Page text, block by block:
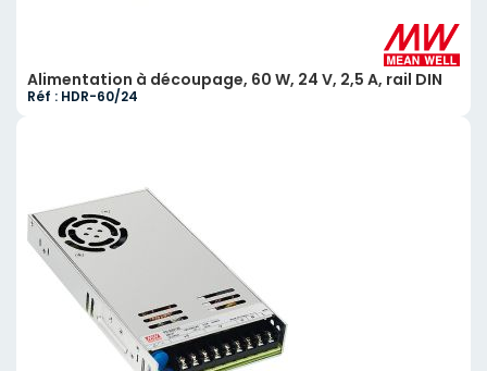
Alimentation à découpage, 60 W, 24 V, 2,5 A, rail DIN
Réf : HDR-60/24